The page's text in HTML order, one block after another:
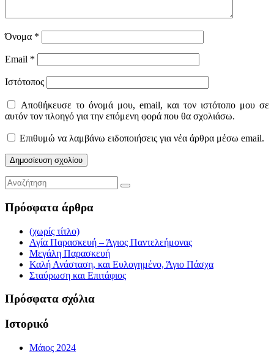
Όνομα *
Email *
Ιστότοπος
Αποθήκευσε το όνομά μου, email, και τον ιστότοπο μου σε
αυτόν τον πλοηγό για την επόμενη φορά που θα σχολιάσω.
Επιθυμώ να λαμβάνω ειδοποιήσεις για νέα άρθρα μέσω email.
Πρόσφατα άρθρα
(χωρίς τίτλο)
Αγία Παρασκευή – Άγιος Παντελεήμονας
Μεγάλη Παρασκευή
Καλή Ανάσταση, και Ευλογημένο, Άγιο Πάσχα
Σταύρωση και Επιτάφιος
Πρόσφατα σχόλια
Ιστορικό
Μάιος 2024